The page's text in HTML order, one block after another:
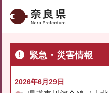
奈良県
緊急・災害情報
2026年6月29日